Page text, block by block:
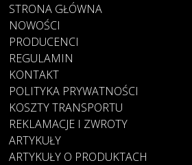
STRONA GŁÓWNA
NOWOŚCI
PRODUCENCI
REGULAMIN
KONTAKT
POLITYKA PRYWATNOŚCI
KOSZTY TRANSPORTU
REKLAMACJE I ZWROTY
ARTYKUŁY
ARTYKUŁY O PRODUKTACH